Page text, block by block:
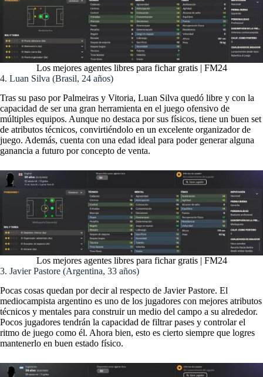
Los mejores agentes libres para fichar gratis | FM24
4. Luan Silva (Brasil, 24 años)
Tras su paso por Palmeiras y Vitoria, Luan Silva quedó libre y con la
capacidad de ser una gran herramienta en el juego ofensivo de
múltiples equipos. Aunque no destaca por sus físicos, tiene un buen set
de atributos técnicos, convirtiéndolo en un excelente organizador de
juego. Además, cuenta con una edad ideal para poder generar alguna
ganancia a futuro por concepto de venta.
Los mejores agentes libres para fichar gratis | FM24
3. Javier Pastore (Argentina, 33 años)
Pocas cosas quedan por decir al respecto de Javier Pastore. El
mediocampista argentino es uno de los jugadores con mejores atributos
técnicos y mentales para construir un medio del campo a su alrededor.
Pocos jugadores tendrán la capacidad de filtrar pases y controlar el
ritmo de juego como él. Ahora bien, esto es cierto siempre que logres
mantenerlo en buen estado físico.